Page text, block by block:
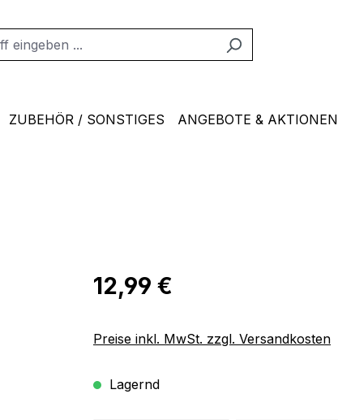
ZUBEHÖR / SONSTIGES ANGEBOTE & AKTIONEN
Regulärer Preis:
12,99 €
Preise inkl. MwSt. zzgl. Versandkosten
Lagernd